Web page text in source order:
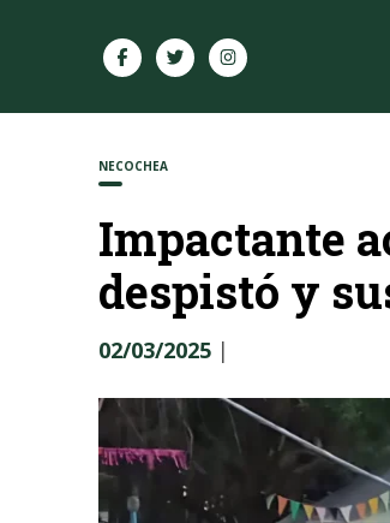
NECOCHEA
Impactante
despistó y
02/03/2025 |